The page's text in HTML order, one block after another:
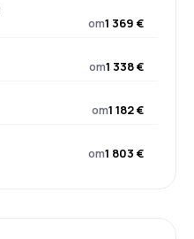
от1 369 €
от1 338 €
от1 182 €
от1 803 €